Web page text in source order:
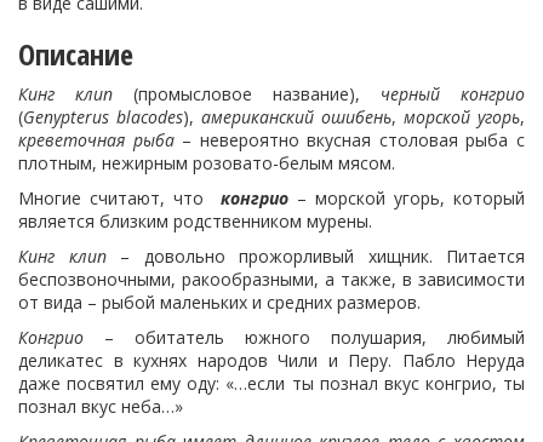
Описание
Кинг клип (промысловое название), черный конгрио
(Genypterus blacodes), американский ошибень, морской угорь,
креветочная рыба– невероятно вкусная столовая рыба с
плотным, нежирным розовато-белым мясом.
Многие считают, что конгрио – морской угорь, который
является близким родственником мурены.
Кинг клип– довольно прожорливый хищник. Питается
беспозвоночными, ракообразными, а также, в зависимости
от вида – рыбой маленьких и средних размеров.
Конгрио – обитатель южного полушария, любимый
деликатес в кухнях народов Чили и Перу. Пабло Неруда
даже посвятил ему оду: «…если ты познал вкус конгрио, ты
познал вкус неба…»